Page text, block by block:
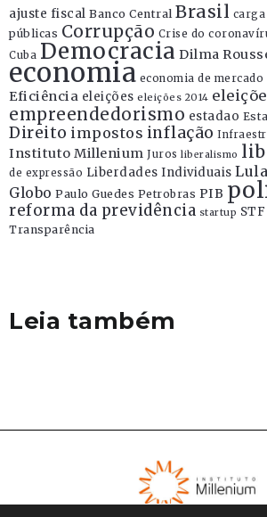
ajuste fiscal Banco Central Brasil
públicas Corrupção Crise do
Cuba Democracia Dilma
economia economia de mercado
Eficiência eleições eleições 2014
empreendedorismo estadao
Direito impostos inflação
Instituto Millenium Juros liberalismo
de expressão Liberdades Individuais Lula
Globo Paulo Guedes Petrobras PIB
reforma da previdência startup STF
Transparência
Leia também